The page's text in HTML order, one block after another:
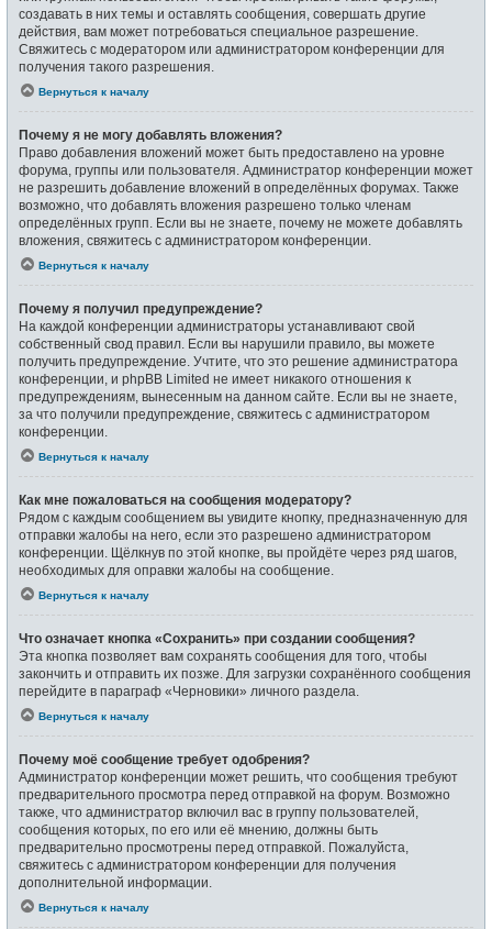
создавать в них темы и оставлять сообщения, совершать другие
действия, вам может потребоваться специальное разрешение.
Свяжитесь с модератором или администратором конференции для
получения такого разрешения.
Вернуться к началу
Почему я не могу добавлять вложения?
Право добавления вложений может быть предоставлено на уровне
форума, группы или пользователя. Администратор конференции может
не разрешить добавление вложений в определённых форумах. Также
возможно, что добавлять вложения разрешено только членам
определённых групп. Если вы не знаете, почему не можете добавлять
вложения, свяжитесь с администратором конференции.
Вернуться к началу
Почему я получил предупреждение?
На каждой конференции администраторы устанавливают свой
собственный свод правил. Если вы нарушили правило, вы можете
получить предупреждение. Учтите, что это решение администратора
конференции, и phpBB Limited не имеет никакого отношения к
предупреждениям, вынесенным на данном сайте. Если вы не знаете,
за что получили предупреждение, свяжитесь с администратором
конференции.
Вернуться к началу
Как мне пожаловаться на сообщения модератору?
Рядом с каждым сообщением вы увидите кнопку, предназначенную для
отправки жалобы на него, если это разрешено администратором
конференции. Щёлкнув по этой кнопке, вы пройдёте через ряд шагов,
необходимых для оправки жалобы на сообщение.
Вернуться к началу
Что означает кнопка «Сохранить» при создании сообщения?
Эта кнопка позволяет вам сохранять сообщения для того, чтобы
закончить и отправить их позже. Для загрузки сохранённого сообщения
перейдите в параграф «Черновики» личного раздела.
Вернуться к началу
Почему моё сообщение требует одобрения?
Администратор конференции может решить, что сообщения требуют
предварительного просмотра перед отправкой на форум. Возможно
также, что администратор включил вас в группу пользователей,
сообщения которых, по его или её мнению, должны быть
предварительно просмотрены перед отправкой. Пожалуйста,
свяжитесь с администратором конференции для получения
дополнительной информации.
Вернуться к началу